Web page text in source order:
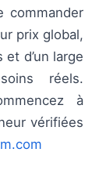
commander
prix global,
d’un large
réels.
à
vérifiées